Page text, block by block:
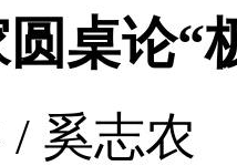
桌论“
/ 奚志农